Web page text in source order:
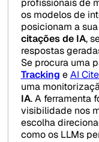
profissionais de
os modelos de
posicionam a
citações de IA,
respostas
Se procura uma
Tracking eAI
uma
IA. A ferramenta
visibilidade nos
escolha
como os LLMs